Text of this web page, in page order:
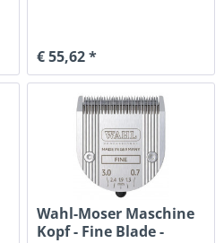
€ 55,62 *
Wahl-Moser Maschine
Kopf - Fine Blade -